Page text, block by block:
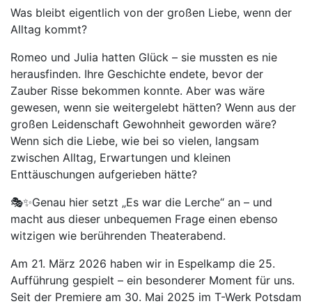
Was bleibt eigentlich von der großen Liebe, wenn der
Alltag kommt?
Romeo und Julia hatten Glück – sie mussten es nie
herausfinden. Ihre Geschichte endete, bevor der
Zauber Risse bekommen konnte. Aber was wäre
gewesen, wenn sie weitergelebt hätten? Wenn aus der
großen Leidenschaft Gewohnheit geworden wäre?
Wenn sich die Liebe, wie bei so vielen, langsam
zwischen Alltag, Erwartungen und kleinen
Enttäuschungen aufgerieben hätte?
🎭✨Genau hier setzt „Es war die Lerche“ an – und
macht aus dieser unbequemen Frage einen ebenso
witzigen wie berührenden Theaterabend.
Am 21. März 2026 haben wir in Espelkamp die 25.
Aufführung gespielt – ein besonderer Moment für uns.
Seit der Premiere am 30. Mai 2025 im T-Werk Potsdam